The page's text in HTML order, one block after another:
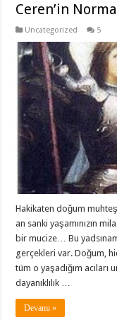
Ceren’in
Uncategorized 5
Hakikaten doğum
an sanki yaşamınızın
bir mucize… Bu
gerçekleri var. Doğum,
tüm o yaşadığım
dayanıklılık …
Devamı »